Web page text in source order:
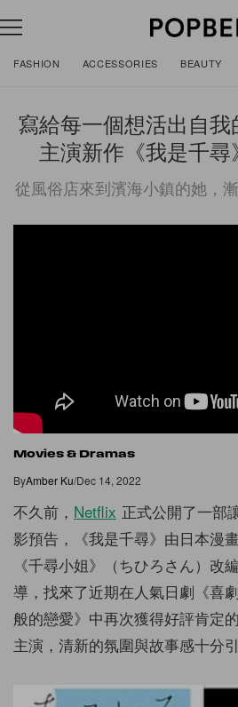
FASHION ACCESSORIES BEAUTY
寫給每一個想活出自
主演新作《我是千尋
從風俗店來到濱海小鎮的她，
Movies & Dramas
ByAmber Ku/Dec 14, 2022
不久前， Netflix 正式公開了一部
影預告，《我是千尋》由日本漫
《千尋小姐》（ちひろさん）改
導，找來了近期在人氣日劇《喜
般的戀愛》中再次獲得好評肯定
主演，清新的氛圍與故事感十分引